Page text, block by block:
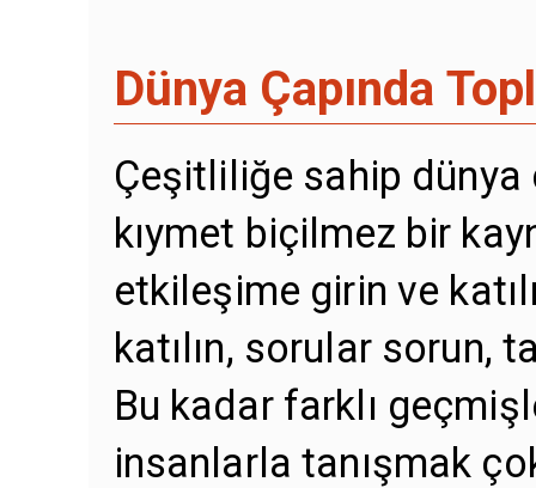
Dünya Çapında
Çeşitliliğe sahip
kıymet biçilmez bir
etkileşime girin ve
katılın, sorular sorun,
Bu kadar farklı
insanlarla tanışmak